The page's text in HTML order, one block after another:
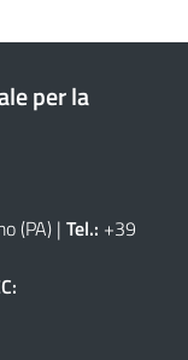
per la
(PA) | Tel.: +39